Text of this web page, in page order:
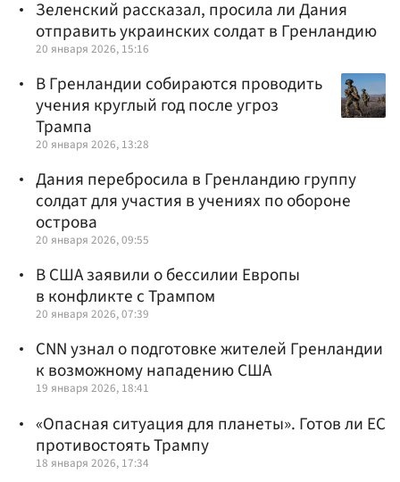
Зеленский рассказал, просила ли Дания
отправить украинских солдат в Гренландию
20 января 2026, 15:16
В Гренландии собираются проводить
учения круглый год после угроз
Трампа
20 января 2026, 13:28
Дания перебросила в Гренландию группу
солдат для участия в учениях по обороне
острова
20 января 2026, 09:55
В США заявили о бессилии Европы
в конфликте с Трампом
20 января 2026, 07:39
CNN узнал о подготовке жителей Гренландии
к возможному нападению США
19 января 2026, 18:41
«Опасная ситуация для планеты». Готов ли ЕС
противостоять Трампу
18 января 2026, 17:34